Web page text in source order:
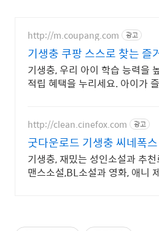
http://m.coupang.com 광고
기생충 쿠팡 스스로 찾는 즐
기생충, 우리 아이 학습 능력을
적립 혜택을 누리세요. 아이가
http://clean.cinefox.com 광고
굿다운로드 기생충 씨네폭스
기생충, 재밌는 성인소설과 추천
맨스소설,BL소설과 영화, 애니